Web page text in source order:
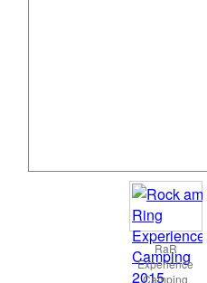
RaR
Experience
Camping